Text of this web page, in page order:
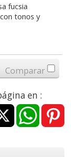
fucsia
tonos y
Comparar
en :